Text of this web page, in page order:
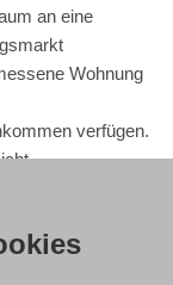
an eine
Wohnung
verfügen.